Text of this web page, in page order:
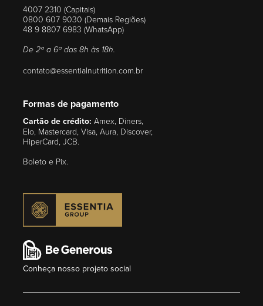
4007 2310 (Capitais)
0800 607 9030 (Demais Regiões)
48 9 8807 6983 (WhatsApp)
De 2ª a 6ª das 8h às 18h.
contato@essentialnutrition.com.br
Formas de pagamento
Cartão de crédito: Amex, Diners,
Elo, Mastercard, Visa, Aura, Discover,
HiperCard, JCB.
Boleto e Pix.
Conheça nosso projeto social